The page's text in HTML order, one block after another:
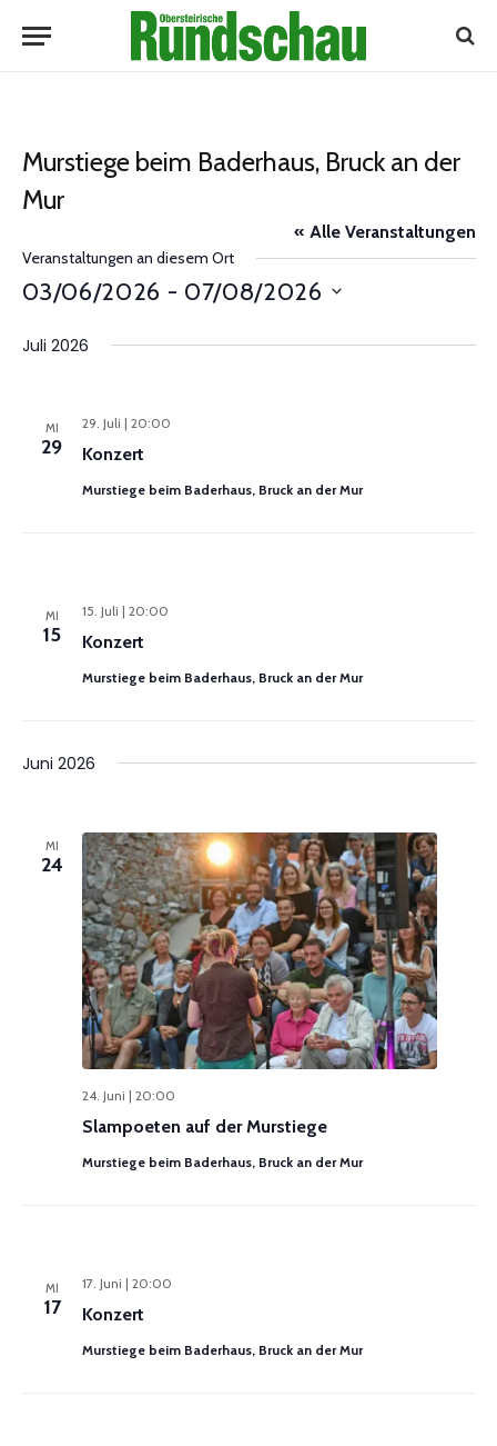
Murstiege beim Baderhaus, Bruck an der
Mur
« Alle Veranstaltungen
Veranstaltungen an diesem Ort
03/06/2026 - 07/08/2026
wählen.
Juli 2026
MI
29 Konzert
29. Juli | 20:00
Murstiege beim Baderhaus, Bruck an der Mur
MI
15 Konzert
15. Juli | 20:00
Murstiege beim Baderhaus, Bruck an der Mur
Juni 2026
MI
24
Slampoeten auf der Murstiege
24. Juni | 20:00
Murstiege beim Baderhaus, Bruck an der Mur
MI
17 Konzert
17. Juni | 20:00
Murstiege beim Baderhaus, Bruck an der Mur